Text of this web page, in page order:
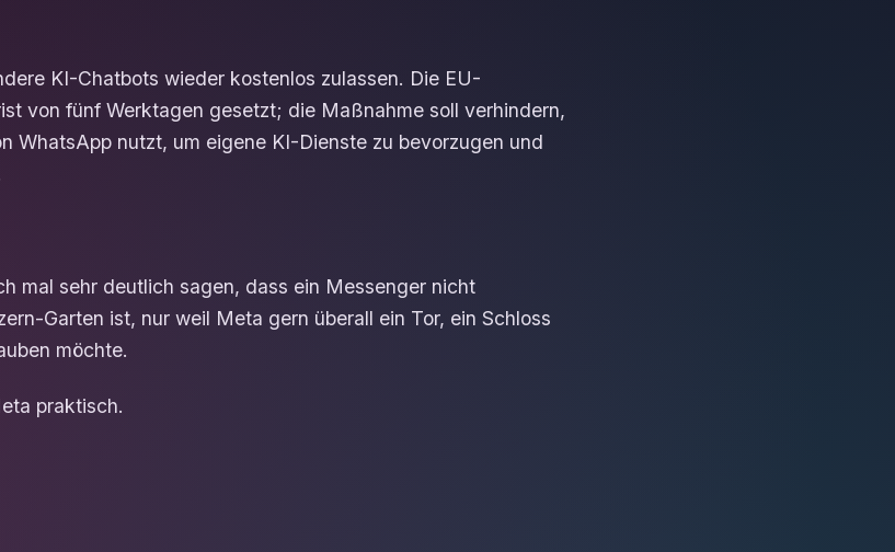
KI-Chatbots wieder kostenlos zulassen. Die EU-
von fünf Werktagen gesetzt; die Maßnahme soll verhindern,
WhatsApp nutzt, um eigene KI-Dienste zu bevorzugen und
mal sehr deutlich sagen, dass ein Messenger nicht
Garten ist, nur weil Meta gern überall ein Tor, ein Schloss
möchte.
praktisch.